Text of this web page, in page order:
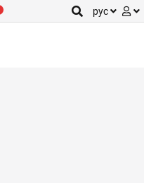
рус